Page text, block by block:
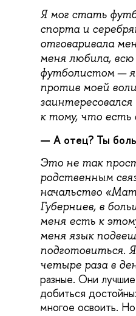
Я мог стать
спорта и
отговаривала
меня любила,
футболистом — я
против моей
к тому, что есть
— А отец? Ты
Это не так
родственным
начальство
Губерниев, в
меня есть к
меня язык
подготовиться.
четыре раза в
разные. Они
добиться
многое освоить.